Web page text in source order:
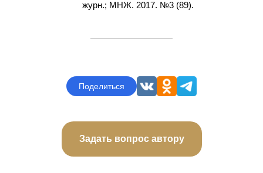
журн.; МНЖ. 2017. №3 (89).
Поделиться
Задать вопрос автору